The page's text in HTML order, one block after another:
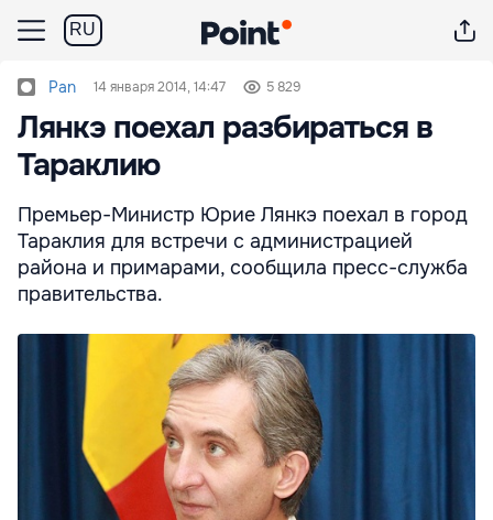
RU
Pan 14 января 2014, 14:47 5 829
Лянкэ поехал разбираться в
Тараклию
Премьер-Министр Юрие Лянкэ поехал в город
Тараклия для встречи с администрацией
района и примарами, сообщила пресс-служба
правительства.